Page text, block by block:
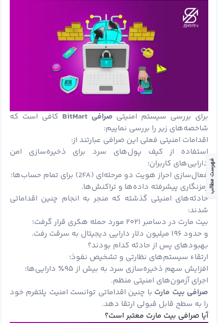
برای بررسی سیستم امنیتی صرافیBitMart کافی است که
شاخصه‌های زیر را بررسی نماییم:
اقدامات امنیتی فعلی این صرافی عبارتند از:
استفاده از کیف پول‌های سرد برای ذخیره‌سازی امن
دارایی‌های کاربران؛
فعال‌سازی احراز هویت دو مرحله‌ای (2FA) برای تمام حساب‌ها؛
رمزنگاری پیشرفته داده‌ها و تراکنش‌ها.
حادثه‌های امنیتی گذشته که منجر به انجام چنین اقداماتی
شدند:
بیت مارت در دسامبر ۲۰۲۱ مورد حمله هکری قرار گرفت؛
و حدود ۱۹۶ میلیون دلار دارایی دیجیتال به سرقت رفت.
بهبودهای پس از حادثه کدام بودند؟
ارتقاء سیستم‌های نظارتی و تشخیص نفوذ؛
افزایش سهم ذخیره‌سازی سرد به بیش از ۹۵٪ دارایی‌ها؛
اجرای آزمون‌های امنیتی منظم.
صرافی بیت مارت با چنین اقداماتی توانست امنیت پلتفرم خود
را به سطح قابل قبولی ارتقا دهد.
آیا صرافی بیت مارت معتبر است؟
فهرست مطالب